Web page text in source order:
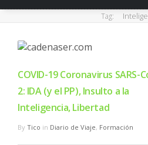
Tag:
COVID-19 Coronavirus SARS-
2: IDA (y el PP), Insulto a la
Inteligencia, Libertad
By Tico in Diario de Viaje, Formación